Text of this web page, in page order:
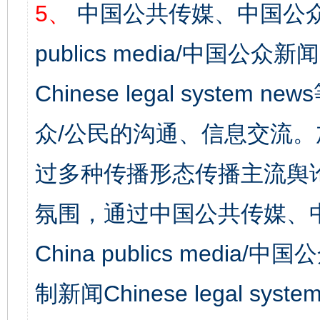
5、
中国公共传媒、中国公
publics media/中国公众新
Chinese legal system
众/公民的沟通、信息交流
过多种传播形态传播主流
氛围，通过中国公共传媒
China publics media/中国
制新闻Chinese legal